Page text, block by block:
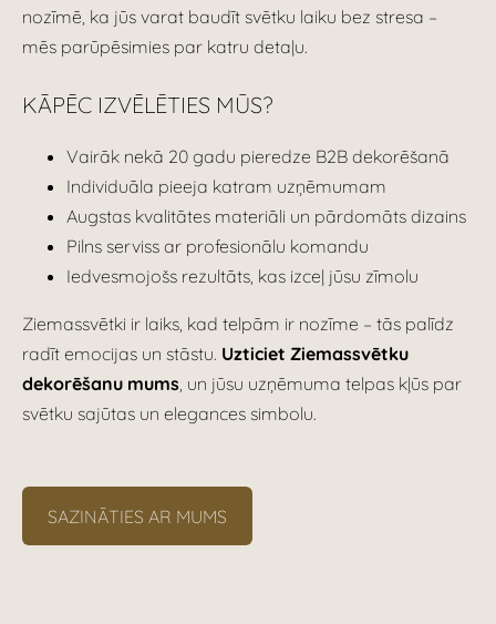
nozīmē, ka jūs varat baudīt svētku laiku bez stresa –
mēs parūpēsimies par katru detaļu.
KĀPĒC IZVĒLĒTIES MŪS?
Vairāk nekā 20 gadu pieredze B2B dekorēšanā
Individuāla pieeja katram uzņēmumam
Augstas kvalitātes materiāli un pārdomāts dizains
Pilns serviss ar profesionālu komandu
Iedvesmojošs rezultāts, kas izceļ jūsu zīmolu
Ziemassvētki ir laiks, kad telpām ir nozīme – tās palīdz
radīt emocijas un stāstu. Uzticiet Ziemassvētku
dekorēšanu mums , un jūsu uzņēmuma telpas kļūs par
svētku sajūtas un elegances simbolu.
SAZINĀTIES AR MUMS